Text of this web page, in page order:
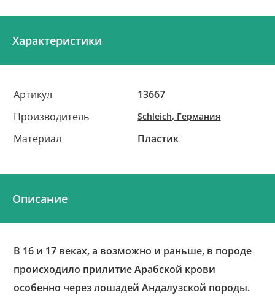
Характеристики
Артикул
13667
Производитель
Schleich, Германия
Материал Пластик
Описание
В 16 и 17 веках, а возможно и раньше, в породе
происходило прилитие Арабской крови
особенно через лошадей Андалузской породы.